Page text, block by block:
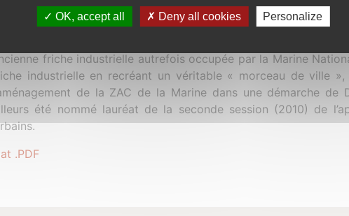
de Colombes, en bordure du boulevard
du T2 de la Défense à Bezon. La ZAC de la
urbaine Petit-Colombes/Grèves, est le résultat
friche industrielle autrefois occupée par la Marine
industrielle en recréant un véritable « morceau de ville
de la ZAC de la Marine dans une démarche
été nommé lauréat de la seconde session (2010) de
.PDF
OK, accept all Deny all cookies Personalize